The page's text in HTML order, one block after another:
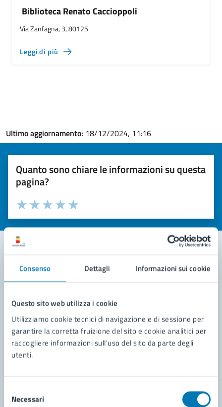
Consenso Dettagli Informazioni sui cookie
Questo sito web utilizza i cookie
Utilizziamo cookie tecnici di navigazione e di sessione per
garantire la corretta fruizione del sito e cookie analitici per
raccogliere informazioni sull'uso del sito da parte degli
utenti.
delNecessari
Biblioteca Renato Caccioppoli
Via Zanfagna, 3, 80125
Leggi di più
Ultimo aggiornamento: 18/12/2024, 11:16
Quanto sono chiare le informazioni su questa
pagina?
Valuta la chiarezza delle informazioni (da 1 a 5 stelle)
Seleziona il numero di stelle per valutare la chiarezza delle
Valuta 5 stelle su 5
Valuta 4 stelle su 5
Valuta 3 stelle su 5
Valuta 2 stelle su 5
Valuta 1 stelle su 5
Contatta il comune
Richiedi assistenza
Prenota appuntamento
Problemi in città